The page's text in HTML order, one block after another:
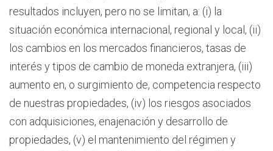
resultados incluyen, pero no se limitan, a: (i) la
situación económica internacional, regional y local, (ii)
los cambios en los mercados financieros, tasas de
interés y tipos de cambio de moneda extranjera, (iii)
aumento en, o surgimiento de, competencia respecto
de nuestras propiedades, (iv) los riesgos asociados
con adquisiciones, enajenación y desarrollo de
propiedades, (v) el mantenimiento del régimen y